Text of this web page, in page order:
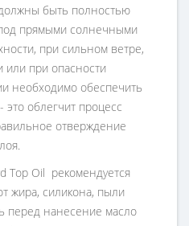
быть полностью
прямыми солнечными
при сильном ветре,
или при опасности
необходимо обеспечить
облегчит процесс
отверждение
Top Oil рекомендуется
жира, силикона, пыли
перед нанесение масло